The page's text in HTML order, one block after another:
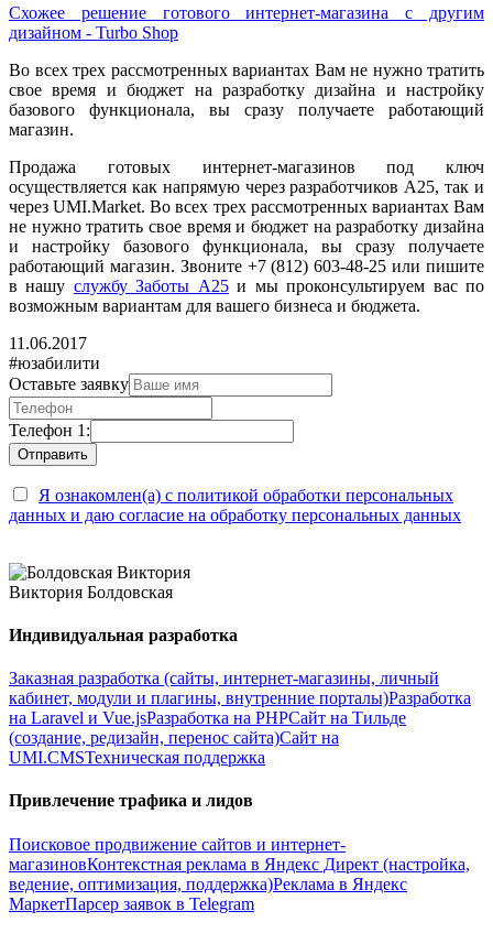
Схожее решение готового интернет-магазина с другим
дизайном - Turbo Shop
Во всех трех рассмотренных вариантах Вам не нужно тратить
свое время и бюджет на разработку дизайна и настройку
базового функционала, вы сразу получаете работающий
магазин.
Продажа готовых интернет-магазинов под ключ
осуществляется как напрямую через разработчиков А25, так и
через UMI.Market. Во всех трех рассмотренных вариантах Вам
не нужно тратить свое время и бюджет на разработку дизайна
и настройку базового функционала, вы сразу получаете
работающий магазин. Звоните +7 (812) 603-48-25 или пишите
в нашу службу Заботы А25и мы проконсультируем вас по
возможным вариантам для вашего бизнеса и бюджета.
11.06.2017
#юзабилити
Оставьте заявку
Телефон 1:
Я ознакомлен(а) с политикой обработки персональных
данных и даю согласие на обработку персональных данных
Виктория Болдовская
Индивидуальная разработка
Заказная разработка (сайты, интернет-магазины, личный
кабинет, модули и плагины, внутренние порталы)Разработка
на Laravel и Vue.jsРазработка на PHPСайт на Тильде
(создание, редизайн, перенос сайта)Сайт на
UMI.CMSТехническая поддержка
Привлечение трафика и лидов
Поисковое продвижение сайтов и интернет-
магазиновКонтекстная реклама в Яндекс Директ (настройка,
ведение, оптимизация, поддержка)Реклама в Яндекс
МаркетПарсер заявок в Telegram